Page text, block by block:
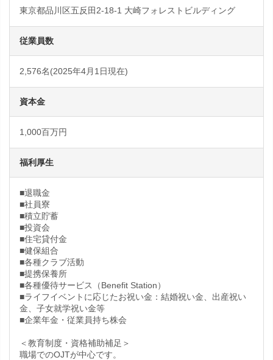
東京都品川区五反田2-18-1 大崎フォレストビルディング
従業員数
2,576名(2025年4月1日現在)
資本金
1,000百万円
福利厚生
■退職金
■社員寮
■積立貯蓄
■投資会
■住宅貸付金
■健保組合
■各種クラブ活動
■提携保養所
■各種優待サービス（Benefit Station）
■ライフイベントに応じたお祝い金：結婚祝い金、出産祝い
金、子女就学祝い金等
■企業年金・従業員持ち株会
＜教育制度・資格補助補足＞
職場でのOJTが中心です。